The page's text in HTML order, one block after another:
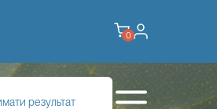
0
результат